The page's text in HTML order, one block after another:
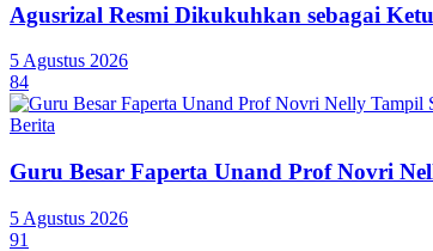
Agusrizal Resmi Dikukuhkan sebagai
5 Agustus 2026
84
Berita
Guru Besar Faperta Unand Prof Novri
5 Agustus 2026
91